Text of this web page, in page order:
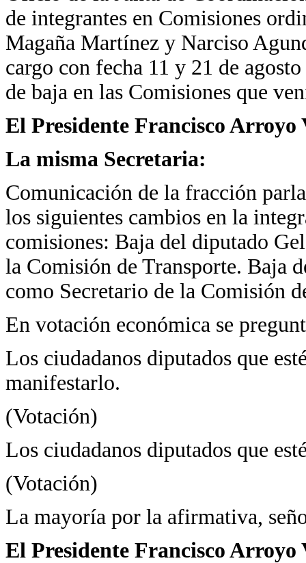
de integrantes en Comisiones
Magaña Martínez y Narciso
cargo con fecha 11 y 21 de
de baja en las Comisiones que
El Presidente Francisco
La misma Secretaria:
Comunicación de la fracción
los siguientes cambios en la
comisiones: Baja del diputado
la Comisión de Transporte. Baja
como Secretario de la Comisión
En votación económica se
Los ciudadanos diputados que
manifestarlo.
(Votación)
Los ciudadanos diputados que
(Votación)
La mayoría por la afirmativa,
El Presidente Francisco